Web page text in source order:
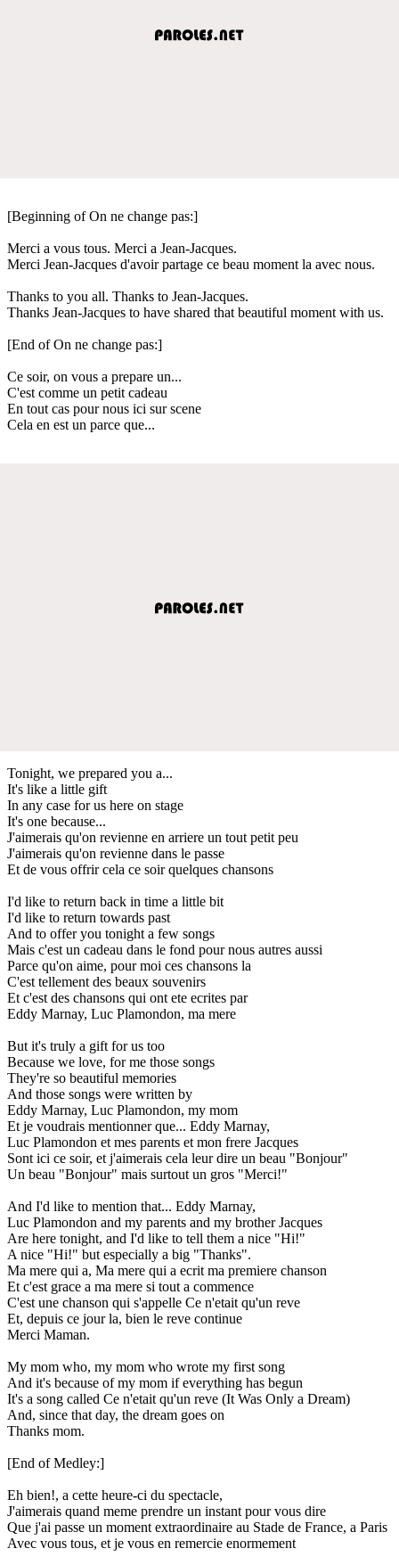
[Beginning of On ne change pas:]
Merci a vous tous. Merci a Jean-Jacques.
Merci Jean-Jacques d'avoir partage ce beau moment la avec nous.
Thanks to you all. Thanks to Jean-Jacques.
Thanks Jean-Jacques to have shared that beautiful moment with us.
[End of On ne change pas:]
Ce soir, on vous a prepare un...
C'est comme un petit cadeau
En tout cas pour nous ici sur scene
Cela en est un parce que...
Tonight, we prepared you a...
It's like a little gift
In any case for us here on stage
It's one because...
J'aimerais qu'on revienne en arriere un tout petit peu
J'aimerais qu'on revienne dans le passe
Et de vous offrir cela ce soir quelques chansons
I'd like to return back in time a little bit
I'd like to return towards past
And to offer you tonight a few songs
Mais c'est un cadeau dans le fond pour nous autres aussi
Parce qu'on aime, pour moi ces chansons la
C'est tellement des beaux souvenirs
Et c'est des chansons qui ont ete ecrites par
Eddy Marnay, Luc Plamondon, ma mere
But it's truly a gift for us too
Because we love, for me those songs
They're so beautiful memories
And those songs were written by
Eddy Marnay, Luc Plamondon, my mom
Et je voudrais mentionner que... Eddy Marnay,
Luc Plamondon et mes parents et mon frere Jacques
Sont ici ce soir, et j'aimerais cela leur dire un beau "Bonjour"
Un beau "Bonjour" mais surtout un gros "Merci!"
And I'd like to mention that... Eddy Marnay,
Luc Plamondon and my parents and my brother Jacques
Are here tonight, and I'd like to tell them a nice "Hi!"
A nice "Hi!" but especially a big "Thanks".
Ma mere qui a, Ma mere qui a ecrit ma premiere chanson
Et c'est grace a ma mere si tout a commence
C'est une chanson qui s'appelle Ce n'etait qu'un reve
Et, depuis ce jour la, bien le reve continue
Merci Maman.
My mom who, my mom who wrote my first song
And it's because of my mom if everything has begun
It's a song called Ce n'etait qu'un reve (It Was Only a Dream)
And, since that day, the dream goes on
Thanks mom.
[End of Medley:]
Eh bien!, a cette heure-ci du spectacle,
J'aimerais quand meme prendre un instant pour vous dire
Que j'ai passe un moment extraordinaire au Stade de France, a Paris
Avec vous tous, et je vous en remercie enormement